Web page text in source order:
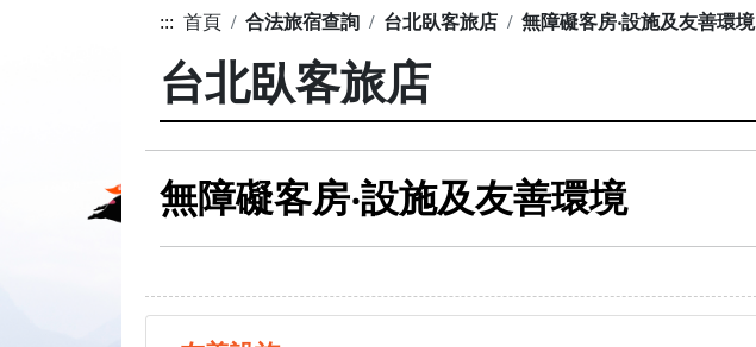
::: 首頁 合法旅宿查詢 台北臥客旅店 無障礙客房‧設施及友善環境
台北臥客旅店
無障礙客房‧設施及友善環境